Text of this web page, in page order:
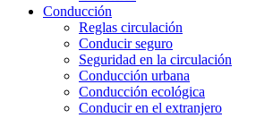
Conducción
Reglas circulación
Conducir seguro
Seguridad en la circulación
Conducción urbana
Conducción ecológica
Conducir en el extranjero